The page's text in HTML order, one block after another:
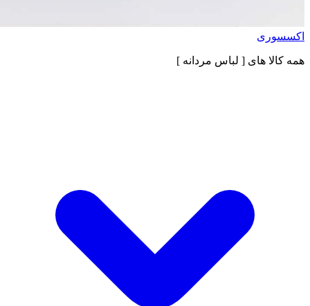
اکسسوری
همه کالا های [ لباس مردانه ]